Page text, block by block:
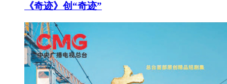
《奇迹》创“奇迹”